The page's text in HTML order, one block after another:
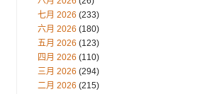
七月 2026 (233)
六月 2026 (180)
五月 2026 (123)
四月 2026 (110)
三月 2026 (294)
二月 2026 (215)